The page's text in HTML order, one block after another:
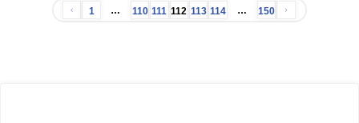
173
1 … 110 111 112 113 114 … 150